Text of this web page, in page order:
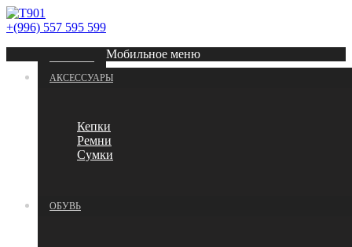
+(996) 557 595 599
АКСЕССУАРЫ
Кепки
Ремни
Сумки
ОБУВЬ
Мобильное меню